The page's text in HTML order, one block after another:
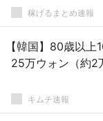
稼げるまとめ速報
【韓国】80歳以
25万ウォン（約2
キムチ速報